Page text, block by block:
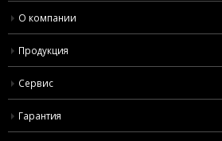
О компании
Продукция
Сервис
Гарантия